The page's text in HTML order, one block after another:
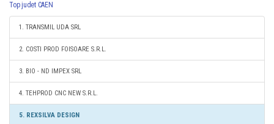
Top judet CAEN
1. TRANSMIL UDA SRL
2. COSTI PROD FOISOARE S.R.L.
3. BIO - ND IMPEX SRL
4. TEHPROD CNC NEW S.R.L.
5. REXSILVA DESIGN